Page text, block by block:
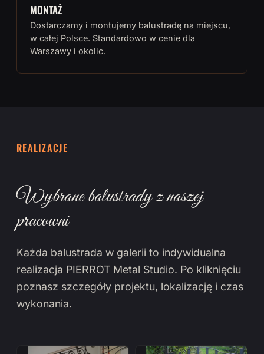
MONTAŻ
Dostarczamy i montujemy balustradę na miejscu,
w całej Polsce. Standardowo w cenie dla
Warszawy i okolic.
REALIZACJE
Wybrane balustrady z naszej
pracowni
Każda balustrada w galerii to indywidualna
realizacja PIERROT Metal Studio. Po kliknięciu
poznasz szczegóły projektu, lokalizację i czas
wykonania.